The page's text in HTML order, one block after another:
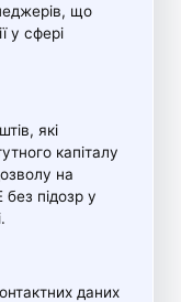
що
у сфері
які
капіталу
на
без підозр у
даних